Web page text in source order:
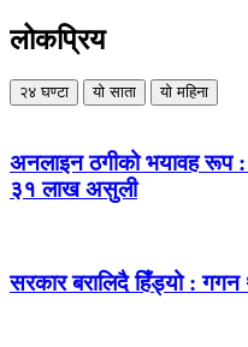
लोकप्रिय
२४ घण्टा यो साता यो महिना
अनलाइन ठगीको भयावह रूप :
३१ लाख असुली
सरकार बरालिदै हिँड्यो : गगन